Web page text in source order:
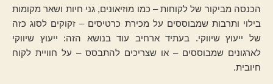
הכנסה מביקור של לקוחות – כמו מוזיאונים, גני חיות ושאר מקומות
בילוי ותרבות שמבוססים על מכירת כרטיסים – זקוקים לסוג כזה
של ייעוץ שיווקי. בעתיד ארחיב עוד בנושא הזה: ייעוץ שיווקי
לארגונים שמבוססים – או שצריכים להתבסס – על חוויית לקוח
חיובית.